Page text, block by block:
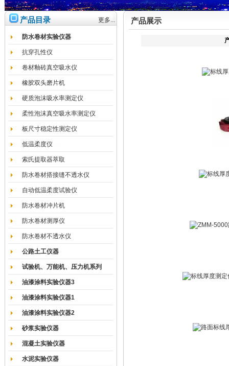
产品目录 更多...
防水卷材实验仪器
抗穿孔性仪
卷材釉砖真空吸水仪
橡胶双头磨片机
硬质泡沫吸水率测定仪
柔性泡沫真空吸水率测定仪
板尺寸稳定性测定仪
低温柔度仪
索氏提取器萃取
防水卷材搭接缝不透水仪
自动低温柔度试验仪
防水卷材冲片机
防水卷材测厚仪
防水卷材不透水仪
公路土工仪器
试验机、万能机、压力机系列
油漆涂料实验仪器3
油漆涂料实验仪器1
油漆涂料实验仪器2
砂浆实验仪器
混凝土实验仪器
水泥实验仪器
产品展示